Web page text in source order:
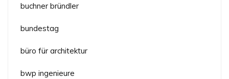
buchner bründler
bundestag
büro für architektur
bwp ingenieure